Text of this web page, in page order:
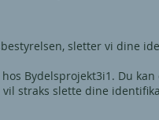
sletter vi dine
Bydelsprojekt3i1. Du kan
straks slette dine